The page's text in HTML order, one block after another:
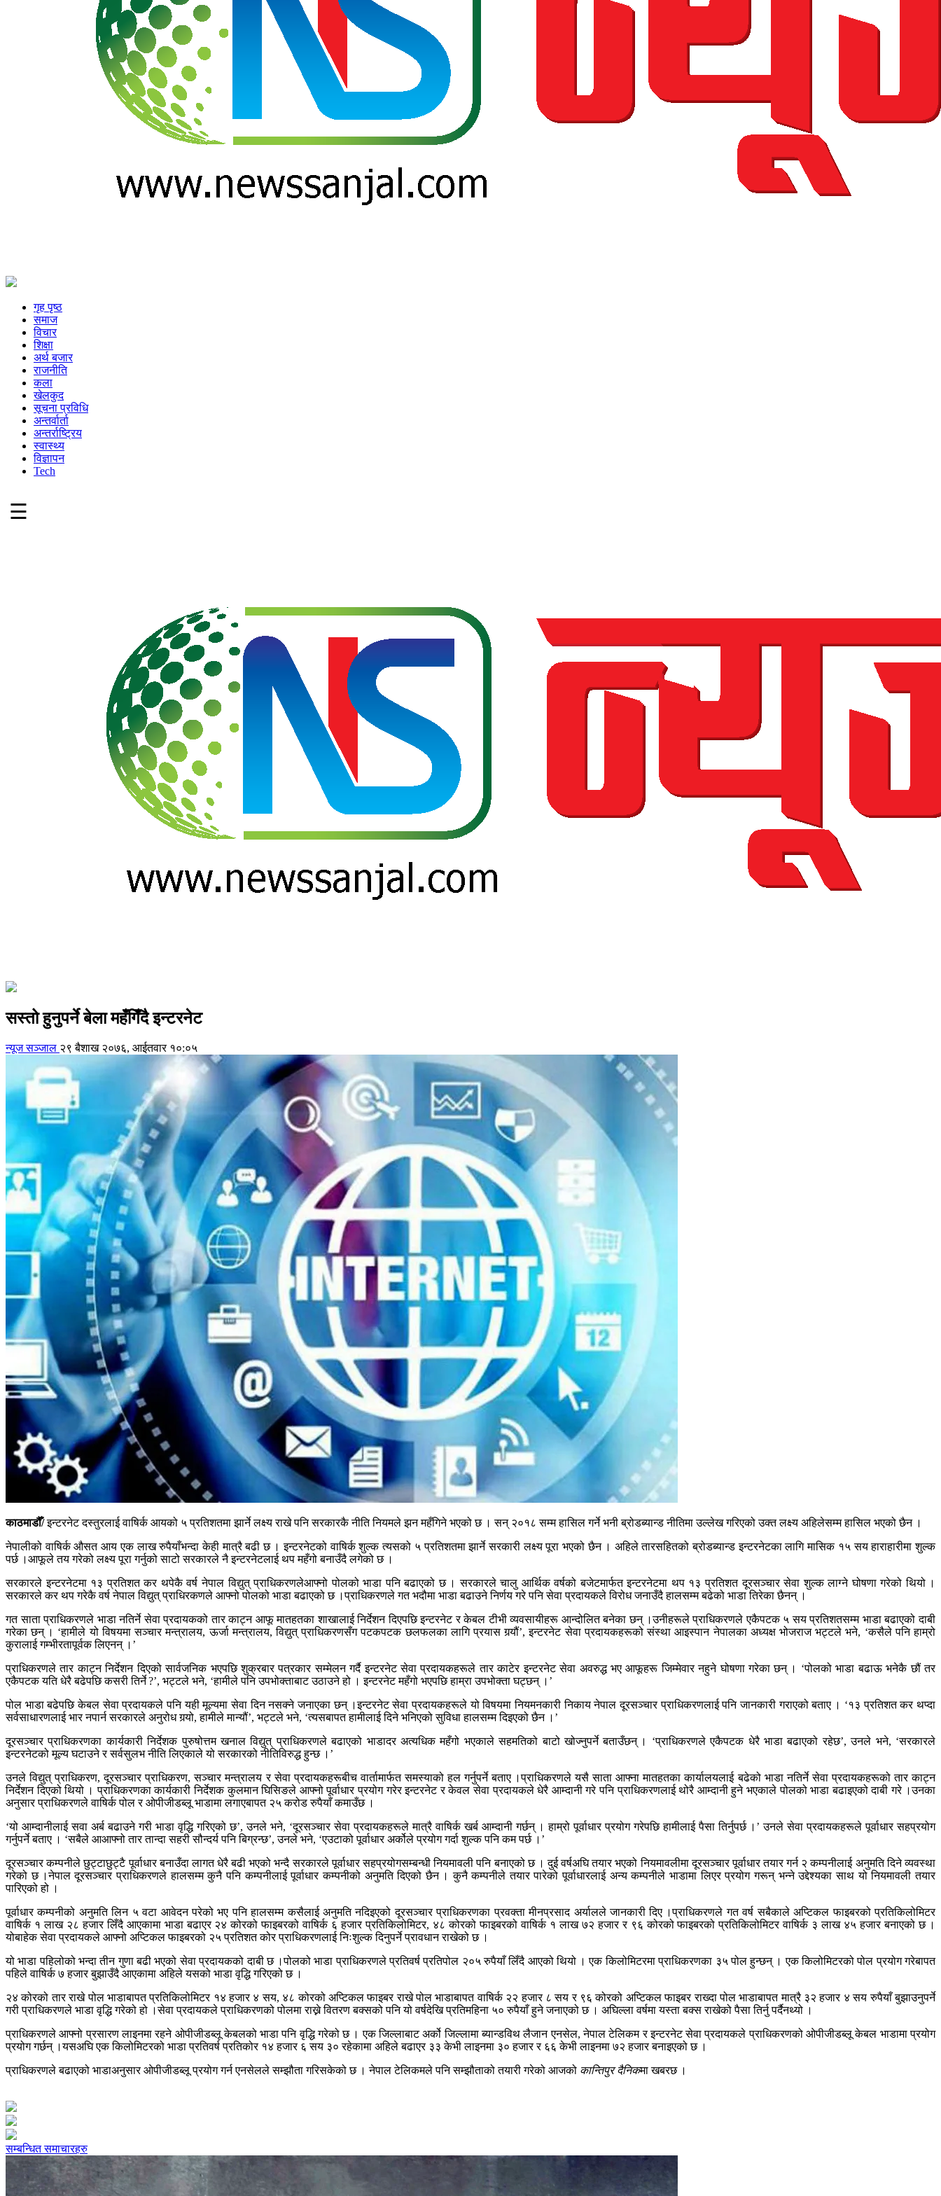
गृह पृष्ठ
समाज
विचार
शिक्षा
अर्थ बजार
राजनीति
कला
खेलकुद
सूचना प्रविधि
अन्तर्वार्ता
अन्तर्राष्ट्रिय
स्वास्थ्य
विज्ञापन
Tech
☰
सस्तो हुनुपर्ने बेला महँगिँदै इन्टरनेट
न्यूज सञ्जाल २९ बैशाख २०७६, आईतवार १०:०५
काठमाडौँ/इन्टरनेट दस्तुरलाई वाषिर्क आयको ५ प्रतिशतमा झार्ने लक्ष्य राखे पनि सरकारकै नीति नियमले झन महँगिने भएको छ । सन् २०१८ सम्म हासिल गर्ने भनी ब्रोडब्यान्ड नीतिमा उल्लेख गरिएको उक्त लक्ष्य अहिलेसम्म हासिल भएको छैन ।
नेपालीको वाषिर्क औसत आय एक लाख रुपैयाँभन्दा केही मात्रै बढी छ । इन्टरनेटको वाषिर्क शुल्क त्यसको ५ प्रतिशतमा झार्ने सरकारी लक्ष्य पूरा भएको छैन । अहिले तारसहितको ब्रोडब्यान्ड इन्टरनेटका लागि मासिक १५ सय हाराहारीमा शुल्क
पर्छ ।आफूले तय गरेको लक्ष्य पूरा गर्नुको साटो सरकारले नै इन्टरनेटलाई थप महँगो बनाउँदै लगेको छ ।
सरकारले इन्टरनेटमा १३ प्रतिशत कर थपेकै वर्ष नेपाल विद्युत् प्राधिकरणलेआफ्नो पोलको भाडा पनि बढाएको छ । सरकारले चालु आर्थिक वर्षको बजेटमार्फत इन्टरनेटमा थप १३ प्रतिशत दूरसञ्चार सेवा शुल्क लाग्ने घोषणा गरेको थियो ।
सरकारले कर थप गरेकै वर्ष नेपाल विद्युत् प्राधिरकणले आफ्नो पोलको भाडा बढाएको छ ।प्राधिकरणले गत भदौमा भाडा बढाउने निर्णय गरे पनि सेवा प्रदायकले विरोध जनाउँदै हालसम्म बढेको भाडा तिरेका छैनन् ।
गत साता प्राधिकरणले भाडा नतिर्ने सेवा प्रदायकको तार काट्न आफू मातहतका शाखालाई निर्देशन दिएपछि इन्टरनेट र केबल टीभी व्यवसायीहरू आन्दोलित बनेका छन् ।उनीहरूले प्राधिकरणले एकैपटक ५ सय प्रतिशतसम्म भाडा बढाएको दाबी
गरेका छन् । ‘हामीले यो विषयमा सञ्चार मन्त्रालय, ऊर्जा मन्त्रालय, विद्युत् प्राधिकरणसँग पटकपटक छलफलका लागि प्रयास गर्‍यौं’, इन्टरनेट सेवा प्रदायकहरूको संस्था आइस्पान नेपालका अध्यक्ष भोजराज भट्टले भने, ‘कसैले पनि हाम्रो
कुरालाई गम्भीरतापूर्वक लिएनन् ।’
प्राधिकरणले तार काट्न निर्देशन दिएको सार्वजनिक भएपछि शुक्रबार पत्रकार सम्मेलन गर्दै इन्टरनेट सेवा प्रदायकहरूले तार काटेर इन्टरनेट सेवा अवरुद्ध भए आफूहरू जिम्मेवार नहुने घोषणा गरेका छन् । ‘पोलको भाडा बढाऊ भनेकै छौं तर
एकैपटक यति धेरै बढेपछि कसरी तिर्ने ?’, भट्टले भने, ‘हामीले पनि उपभोक्ताबाट उठाउने हो । इन्टरनेट महँगो भएपछि हाम्रा उपभोक्ता घट्छन् ।’
पोल भाडा बढेपछि केबल सेवा प्रदायकले पनि यही मूल्यमा सेवा दिन नसक्ने जनाएका छन् ।इन्टरनेट सेवा प्रदायकहरूले यो विषयमा नियमनकारी निकाय नेपाल दूरसञ्चार प्राधिकरणलाई पनि जानकारी गराएको बताए । ‘१३ प्रतिशत कर थप्दा
सर्वसाधारणलाई भार नपार्न सरकारले अनुरोध गर्‍यो, हामीले मान्यौं’, भट्टले भने, ‘त्यसबापत हामीलाई दिने भनिएको सुविधा हालसम्म दिइएको छैन ।’
दूरसञ्चार प्राधिकरणका कार्यकारी निर्देशक पुरुषोत्तम खनाल विद्युत् प्राधिकरणले बढाएको भाडादर अत्यधिक महँगो भएकाले सहमतिको बाटो खोज्नुपर्ने बताउँछन् । ‘प्राधिकरणले एकैपटक धेरै भाडा बढाएको रहेछ’, उनले भने, ‘सरकारले
इन्टरनेटको मूल्य घटाउने र सर्वसुलभ नीति लिएकाले यो सरकारको नीतिविरुद्ध हुन्छ ।’
उनले विद्युत् प्राधिकरण, दूरसञ्चार प्राधिकरण, सञ्चार मन्त्रालय र सेवा प्रदायकहरूबीच वार्तामार्फत समस्याको हल गर्नुपर्ने बताए ।प्राधिकरणले यसै साता आफ्ना मातहतका कार्यालयलाई बढेको भाडा नतिर्ने सेवा प्रदायकहरूको तार काट्न
निर्देशन दिएको थियो । प्राधिकरणका कार्यकारी निर्देशक कुलमान घिसिङले आफ्नो पूर्वाधार प्रयोग गरेर इन्टरनेट र केवल सेवा प्रदायकले धेरै आम्दानी गरे पनि प्राधिकरणलाई थोरै आम्दानी हुने भएकाले पोलको भाडा बढाइएको दाबी गरे ।उनका
अनुसार प्राधिकरणले वाषिर्क पोल र ओपीजीडब्लू भाडामा लगाएबापत २५ करोड रुपैयाँ कमाउँछ ।
‘यो आम्दानीलाई सवा अर्ब बढाउने गरी भाडा वृद्धि गरिएको छ’, उनले भने, ‘दूरसञ्चार सेवा प्रदायकहरूले मात्रै वाषिर्क खर्ब आम्दानी गर्छन् । हाम्रो पूर्वाधार प्रयोग गरेपछि हामीलाई पैसा तिर्नुपर्छ ।’ उनले सेवा प्रदायकहरूले पूर्वाधार सहप्रयोग
गर्नुपर्ने बताए । ‘सबैले आआफ्नो तार तान्दा सहरी सौन्दर्य पनि बिग्रन्छ’, उनले भने, ‘एउटाको पूर्वाधार अर्कोले प्रयोग गर्दा शुल्क पनि कम पर्छ ।’
दूरसञ्चार कम्पनीले छुट्टाछुट्टै पूर्वाधार बनाउँदा लागत धेरै बढी भएको भन्दै सरकारले पूर्वाधार सहप्रयोगसम्बन्धी नियमावली पनि बनाएको छ । दुई वर्षअघि तयार भएको नियमावलीमा दूरसञ्चार पूर्वाधार तयार गर्न २ कम्पनीलाई अनुमति दिने व्यवस्था
गरेको छ ।नेपाल दूरसञ्चार प्राधिकरणले हालसम्म कुनै पनि कम्पनीलाई पूर्वाधार कम्पनीको अनुमति दिएको छैन । कुनै कम्पनीले तयार पारेको पूर्वाधारलाई अन्य कम्पनीले भाडामा लिएर प्रयोग गरून् भन्ने उद्देश्यका साथ यो नियमावली तयार
पारिएको हो ।
पूर्वाधार कम्पनीको अनुमति लिन ५ वटा आवेदन परेको भए पनि हालसम्म कसैलाई अनुमति नदिइएको दूरसञ्चार प्राधिकरणका प्रवक्ता मीनप्रसाद अर्यालले जानकारी दिए ।प्राधिकरणले गत वर्ष सबैकाले अप्टिकल फाइबरको प्रतिकिलोमिटर
वाषिर्क १ लाख २८ हजार लिँदै आएकामा भाडा बढाएर २४ कोरको फाइबरको वाषिर्क ६ हजार प्रतिकिलोमिटर, ४८ कोरको फाइबरको वाषिर्क १ लाख ७२ हजार र ९६ कोरको फाइबरको प्रतिकिलोमिटर वाषिर्क ३ लाख ४५ हजार बनाएको छ ।
योबाहेक सेवा प्रदायकले आफ्नो अप्टिकल फाइबरको २५ प्रतिशत कोर प्राधिकरणलाई निःशुल्क दिनुपर्ने प्रावधान राखेको छ ।
यो भाडा पहिलोको भन्दा तीन गुणा बढी भएको सेवा प्रदायकको दाबी छ ।पोलको भाडा प्राधिकरणले प्रतिवर्ष प्रतिपोल २०५ रुपैयाँ लिँदै आएको थियो । एक किलोमिटरमा प्राधिकरणका ३५ पोल हुन्छन् । एक किलोमिटरको पोल प्रयोग गरेबापत
पहिले वाषिर्क ७ हजार बुझाउँदै आएकामा अहिले यसको भाडा वृद्धि गरिएको छ ।
२४ कोरको तार राखे पोल भाडाबापत प्रतिकिलोमिटर १४ हजार ४ सय, ४८ कोरको अप्टिकल फाइबर राखे पोल भाडाबापत वाषिर्क २२ हजार ८ सय र ९६ कोरको अप्टिकल फाइबर राख्दा पोल भाडाबापत मात्रै ३२ हजार ४ सय रुपैयाँ बुझाउनुपर्ने
गरी प्राधिकरणले भाडा वृद्धि गरेको हो ।सेवा प्रदायकले प्राधिकरणको पोलमा राख्ने वितरण बक्सको पनि यो वर्षदेखि प्रतिमहिना ५० रुपैयाँ हुने जनाएको छ । अघिल्ला वर्षमा यस्ता बक्स राखेको पैसा तिर्नु पर्दैनथ्यो ।
प्राधिकरणले आफ्नो प्रसारण लाइनमा रहने ओपीजीडब्लू केबलको भाडा पनि वृद्धि गरेको छ । एक जिल्लाबाट अर्को जिल्लामा ब्यान्डविथ लैजान एनसेल, नेपाल टेलिकम र इन्टरनेट सेवा प्रदायकले प्राधिकरणको ओपीजीडब्लू केबल भाडामा प्रयोग
प्रयोग गर्छन् ।यसअघि एक किलोमिटरको भाडा प्रतिवर्ष प्रतिकोर १४ हजार ६ सय ३० रहेकामा अहिले बढाएर ३३ केभी लाइनमा ३० हजार र ६६ केभी लाइनमा ७२ हजार बनाइएको छ ।
प्राधिकरणले बढाएको भाडाअनुसार ओपीजीडब्लू प्रयोग गर्न एनसेलले सम्झौता गरिसकेको छ । नेपाल टेलिकमले पनि सम्झौताको तयारी गरेको आजको कान्तिपुर दैनिकमा खबरछ ।
सम्बन्धित समाचारहरु